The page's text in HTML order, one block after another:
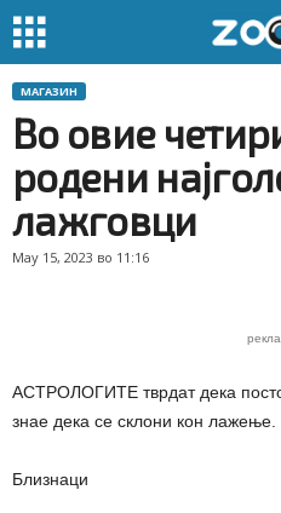
МАГАЗИН
Во овие
родени
лажговци
May 15, 2023 во 11:16
АСТРОЛОГИТЕ тврдат дека
знае дека се склони кон лажење.
Близнаци